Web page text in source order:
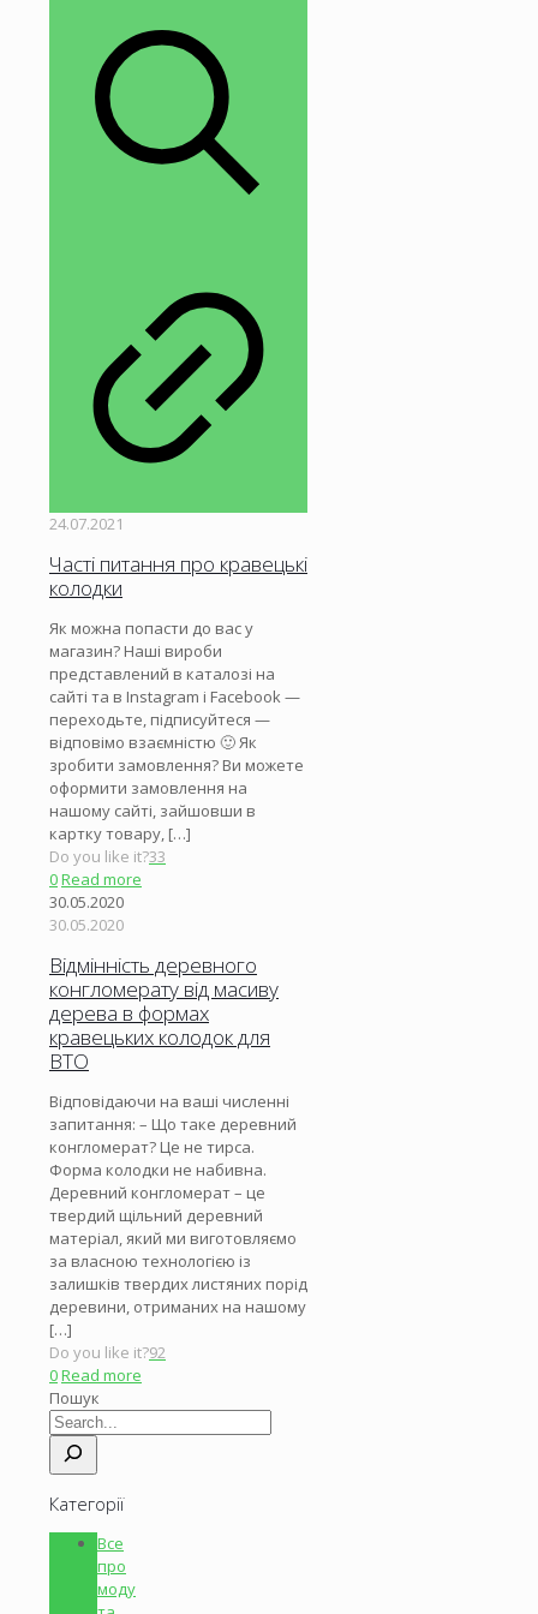
24.07.2021
Часті питання про кравецькі
колодки
Як можна попасти до вас у
магазин? Наші вироби
представлений в каталозі на
сайті та в Instagram і Facebook —
переходьте, підписуйтеся —
відповімо взаємністю 🙂 Як
зробити замовлення? Ви можете
оформити замовлення на
нашому сайті, зайшовши в
картку товару, […]
Do you like it?33
0Read more
30.05.2020
30.05.2020
Відмінність деревного
конгломерату від масиву
дерева в формах
кравецьких колодок для
ВТО
Відповідаючи на ваші численні
запитання: – Що таке деревний
конгломерат? Це не тирса.
Форма колодки не набивна.
Деревний конгломерат – це
твердий щільний деревний
матеріал, який ми виготовляємо
за власною технологією із
залишків твердих листяних порід
деревини, отриманих на нашому
[…]
Do you like it?92
0Read more
Пошук
Категорії
Все
про
моду